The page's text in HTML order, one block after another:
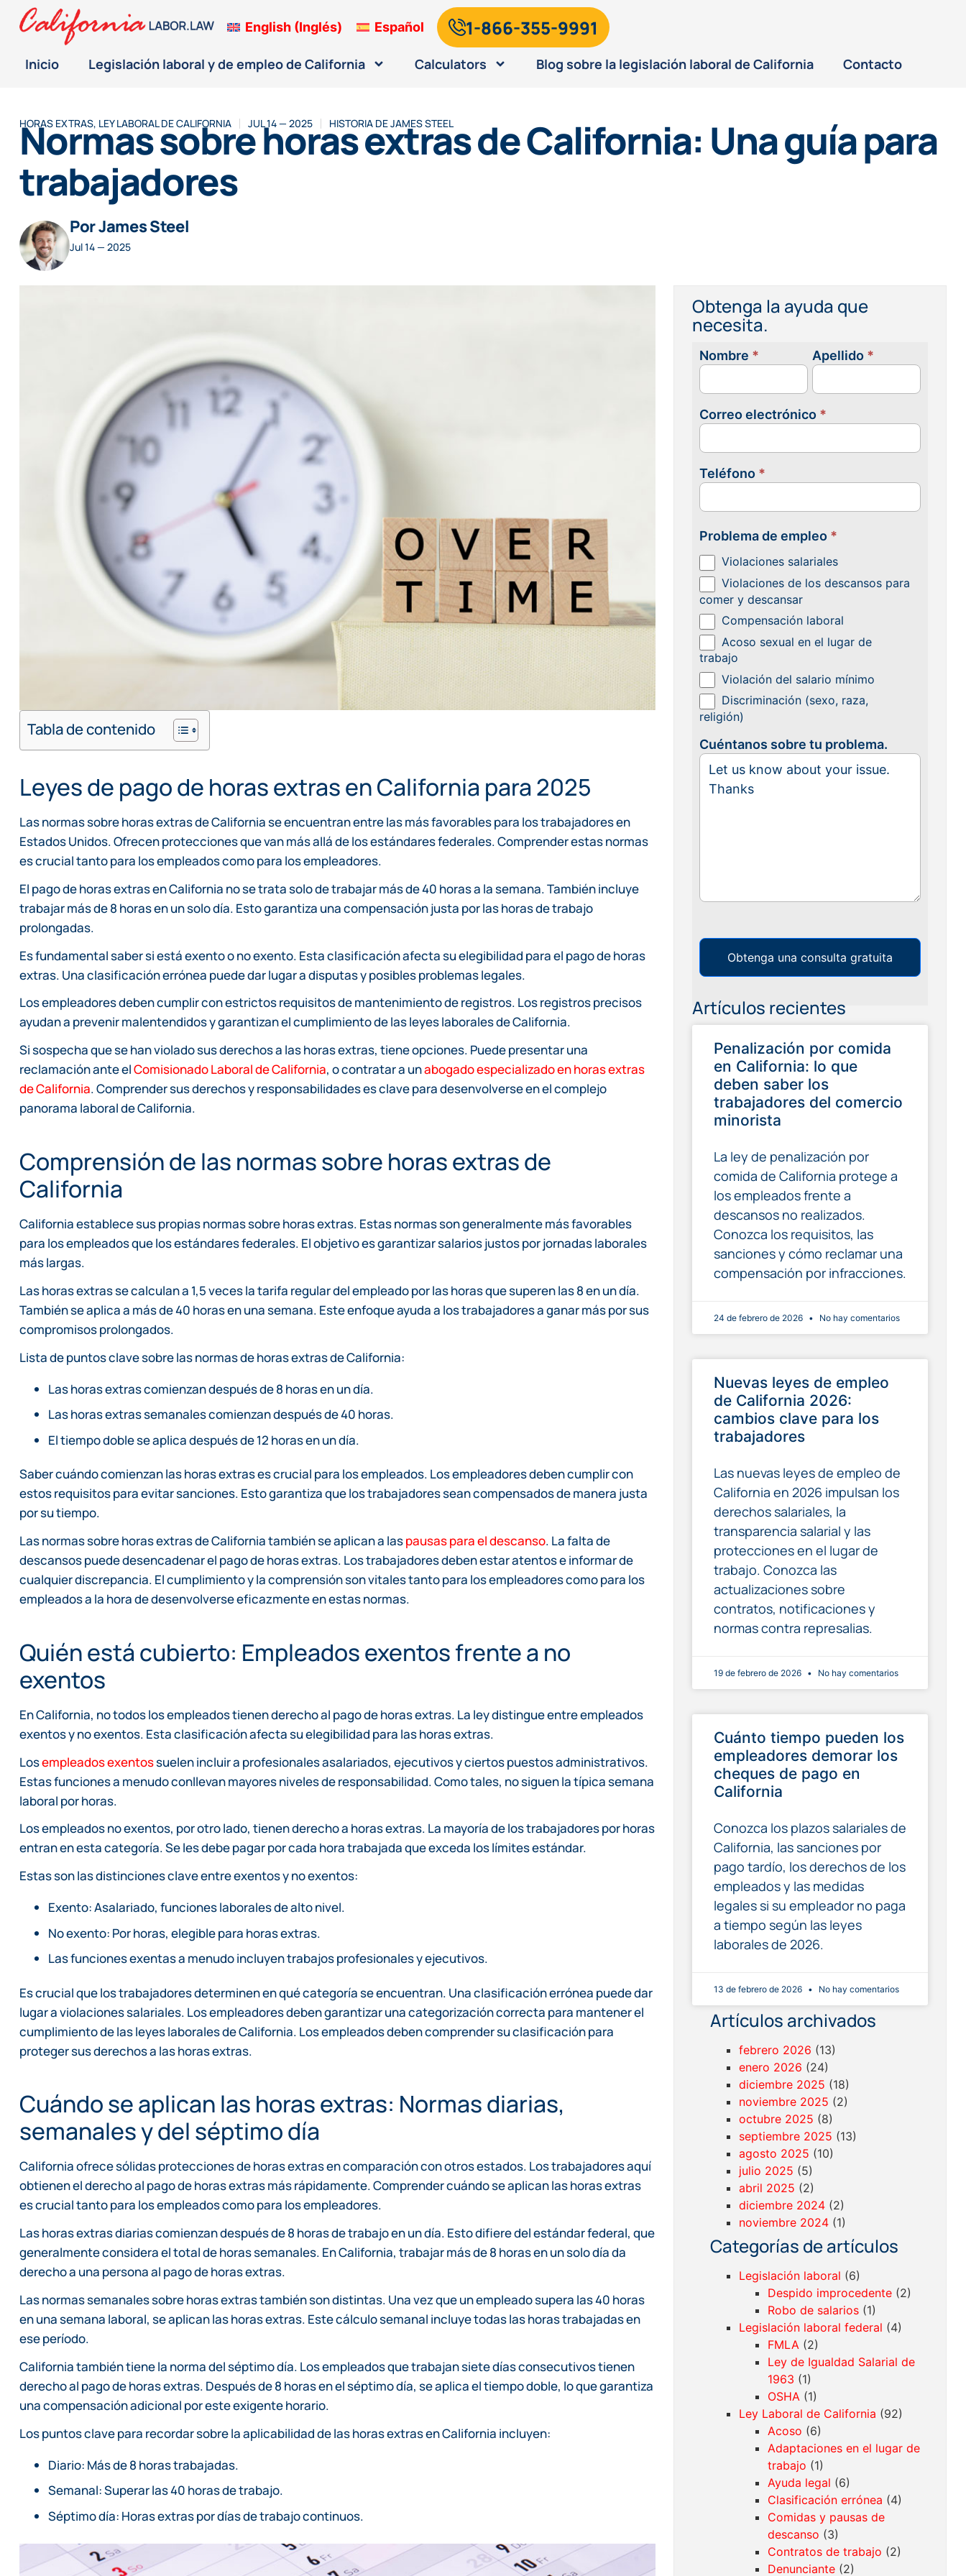
English (Inglés) Español 1-866-355-9991
Inicio Legislación laboral y de empleo de California Calculators Blog sobre la legislación laboral de California Contacto
HORAS EXTRAS, LEY LABORAL DE CALIFORNIA JUL 14 — 2025 HISTORIA DEJAMES STEEL
Normas sobre horas extras de California: Una guía para
trabajadores
Por James Steel
Jul 14 — 2025
Tabla de contenido
Leyes de pago de horas extras en California para 2025
Las normas sobre horas extras de California se encuentran entre las más favorables para los trabajadores en
Estados Unidos. Ofrecen protecciones que van más allá de los estándares federales. Comprender estas normas
es crucial tanto para los empleados como para los empleadores.
El pago de horas extras en California no se trata solo de trabajar más de 40 horas a la semana. También incluye
trabajar más de 8 horas en un solo día. Esto garantiza una compensación justa por las horas de trabajo
prolongadas.
Es fundamental saber si está exento o no exento. Esta clasificación afecta su elegibilidad para el pago de horas
extras. Una clasificación errónea puede dar lugar a disputas y posibles problemas legales.
Los empleadores deben cumplir con estrictos requisitos de mantenimiento de registros. Los registros precisos
ayudan a prevenir malentendidos y garantizan el cumplimiento de las leyes laborales de California.
Si sospecha que se han violado sus derechos a las horas extras, tiene opciones. Puede presentar una
reclamación ante elComisionado Laboral de California, o contratar a unabogado especializado en horas extras
de California. Comprender sus derechos y responsabilidades es clave para desenvolverse en el complejo
panorama laboral de California.
Comprensión de las normas sobre horas extras de
California
California establece sus propias normas sobre horas extras. Estas normas son generalmente más favorables
para los empleados que los estándares federales. El objetivo es garantizar salarios justos por jornadas laborales
más largas.
Las horas extras se calculan a 1,5 veces la tarifa regular del empleado por las horas que superen las 8 en un día.
También se aplica a más de 40 horas en una semana. Este enfoque ayuda a los trabajadores a ganar más por sus
compromisos prolongados.
Lista de puntos clave sobre las normas de horas extras de California:
Las horas extras comienzan después de 8 horas en un día.
Las horas extras semanales comienzan después de 40 horas.
El tiempo doble se aplica después de 12 horas en un día.
Saber cuándo comienzan las horas extras es crucial para los empleados. Los empleadores deben cumplir con
estos requisitos para evitar sanciones. Esto garantiza que los trabajadores sean compensados de manera justa
por su tiempo.
Las normas sobre horas extras de California también se aplican a laspausas para el descanso. La falta de
descansos puede desencadenar el pago de horas extras. Los trabajadores deben estar atentos e informar de
cualquier discrepancia. El cumplimiento y la comprensión son vitales tanto para los empleadores como para los
empleados a la hora de desenvolverse eficazmente en estas normas.
Quién está cubierto: Empleados exentos frente a no
exentos
En California, no todos los empleados tienen derecho al pago de horas extras. La ley distingue entre empleados
exentos y no exentos. Esta clasificación afecta su elegibilidad para las horas extras.
Losempleados exentossuelen incluir a profesionales asalariados, ejecutivos y ciertos puestos administrativos.
Estas funciones a menudo conllevan mayores niveles de responsabilidad. Como tales, no siguen la típica semana
laboral por horas.
Los empleados no exentos, por otro lado, tienen derecho a horas extras. La mayoría de los trabajadores por horas
entran en esta categoría. Se les debe pagar por cada hora trabajada que exceda los límites estándar.
Estas son las distinciones clave entre exentos y no exentos:
Exento: Asalariado, funciones laborales de alto nivel.
No exento: Por horas, elegible para horas extras.
Las funciones exentas a menudo incluyen trabajos profesionales y ejecutivos.
Es crucial que los trabajadores determinen en qué categoría se encuentran. Una clasificación errónea puede dar
lugar a violaciones salariales. Los empleadores deben garantizar una categorización correcta para mantener el
cumplimiento de las leyes laborales de California. Los empleados deben comprender su clasificación para
proteger sus derechos a las horas extras.
Cuándo se aplican las horas extras: Normas diarias,
semanales y del séptimo día
California ofrece sólidas protecciones de horas extras en comparación con otros estados. Los trabajadores aquí
obtienen el derecho al pago de horas extras más rápidamente. Comprender cuándo se aplican las horas extras
es crucial tanto para los empleados como para los empleadores.
Las horas extras diarias comienzan después de 8 horas de trabajo en un día. Esto difiere del estándar federal, que
generalmente considera el total de horas semanales. En California, trabajar más de 8 horas en un solo día da
derecho a una persona al pago de horas extras.
Las normas semanales sobre horas extras también son distintas. Una vez que un empleado supera las 40 horas
en una semana laboral, se aplican las horas extras. Este cálculo semanal incluye todas las horas trabajadas en
ese período.
California también tiene la norma del séptimo día. Los empleados que trabajan siete días consecutivos tienen
derecho al pago de horas extras. Después de 8 horas en el séptimo día, se aplica el tiempo doble, lo que garantiza
una compensación adicional por este exigente horario.
Los puntos clave para recordar sobre la aplicabilidad de las horas extras en California incluyen:
Diario: Más de 8 horas trabajadas.
Semanal: Superar las 40 horas de trabajo.
Séptimo día: Horas extras por días de trabajo continuos.
Obtenga la ayuda que
necesita.
Contacta
nosotras
Nombre * Apellido *
Correo electrónico *
Teléfono *
Problema de empleo *
Violaciones salariales
Violaciones de los descansos para
comer y descansar
Compensación laboral
Acoso sexual en el lugar de
trabajo
Violación del salario mínimo
Discriminación (sexo, raza,
religión)
Cuéntanos sobre tu problema.
Obtenga una consulta gratuita
Artículos recientes
Penalización por comida
en California: lo que
deben saber los
trabajadores del comercio
minorista
La ley de penalización por
comida de California protege a
los empleados frente a
descansos no realizados.
Conozca los requisitos, las
sanciones y cómo reclamar una
compensación por infracciones.
24 de febrero de 2026 No hay comentarios
Nuevas leyes de empleo
de California 2026:
cambios clave para los
trabajadores
Las nuevas leyes de empleo de
California en 2026 impulsan los
derechos salariales, la
transparencia salarial y las
protecciones en el lugar de
trabajo. Conozca las
actualizaciones sobre
contratos, notificaciones y
normas contra represalias.
19 de febrero de 2026 No hay comentarios
Cuánto tiempo pueden los
empleadores demorar los
cheques de pago en
California
Conozca los plazos salariales de
California, las sanciones por
pago tardío, los derechos de los
empleados y las medidas
legales si su empleador no paga
a tiempo según las leyes
laborales de 2026.
13 de febrero de 2026 No hay comentarios
Artículos archivados
febrero 2026 (13)
enero 2026 (24)
diciembre 2025 (18)
noviembre 2025 (2)
octubre 2025 (8)
septiembre 2025 (13)
agosto 2025 (10)
julio 2025 (5)
abril 2025 (2)
diciembre 2024(2)
noviembre 2024(1)
Categorías de artículos
Legislación laboral (6)
Despido improcedente(2)
Robo de salarios(1)
Legislación laboral federal (4)
FMLA (2)
Ley de Igualdad Salarial de
1963 (1)
OSHA (1)
Ley Laboral de California (92)
Acoso (6)
Adaptaciones en el lugar de
trabajo (1)
Ayuda legal (6)
Clasificación errónea (4)
Comidas y pausas de
descanso (3)
Contratos de trabajo (2)
Denunciante(2)